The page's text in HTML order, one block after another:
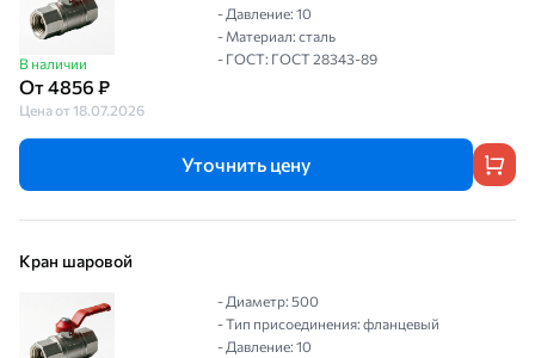
В наличии
От 4856 ₽
Цена от 18.07.2026
- Давление: 10
- Материал: сталь
- ГОСТ: ГОСТ 28343-89
Уточнить цену
Кран шаровой
- Диаметр: 500
- Тип присоединения: фланцевый
- Давление: 10